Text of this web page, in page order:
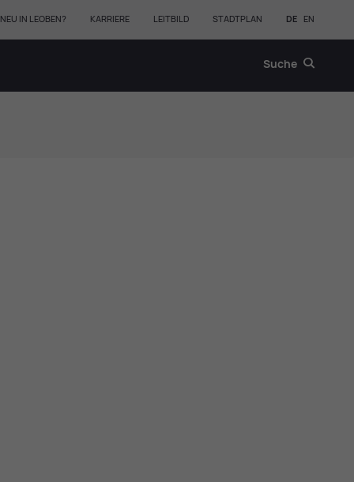
Suche
NEU IN LEOBEN? KARRIERE LEITBILD STADTPLAN DE EN